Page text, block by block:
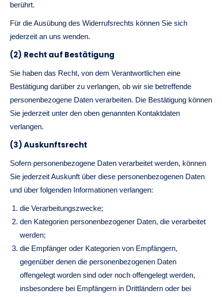
berührt.
Für die Ausübung des Widerrufsrechts können Sie sich
jederzeit an uns wenden.
(2) Recht auf Bestätigung
Sie haben das Recht, von dem Verantwortlichen eine
Bestätigung darüber zu verlangen, ob wir sie betreffende
personenbezogene Daten verarbeiten. Die Bestätigung können
Sie jederzeit unter den oben genannten Kontaktdaten
verlangen.
(3) Auskunftsrecht
Sofern personenbezogene Daten verarbeitet werden, können
Sie jederzeit Auskunft über diese personenbezogenen Daten
und über folgenden Informationen verlangen:
die Verarbeitungszwecke;
den Kategorien personenbezogener Daten, die verarbeitet
werden;
die Empfänger oder Kategorien von Empfängern,
gegenüber denen die personenbezogenen Daten
offengelegt worden sind oder noch offengelegt werden,
insbesondere bei Empfängern in Drittländern oder bei